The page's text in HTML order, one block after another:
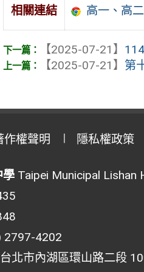
相關連結 高一、高
【2025-07-21】
【2025-07-21】 第
作權聲明 隱私權政策
學Taipei Municipal Lishan
2797-4202
北市內湖區環山路二段